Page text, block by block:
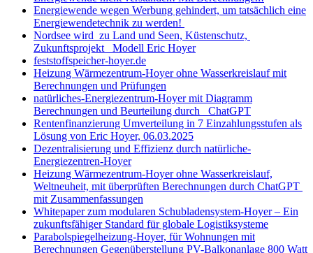
Energiewende wegen Werbung gehindert, um tatsächlich eine
Energiewendetechnik zu werden!
Nordsee wird zu Land und Seen, Küstenschutz,
Zukunftsprojekt Modell Eric Hoyer
feststoffspeicher-hoyer.de
Heizung Wärmezentrum-Hoyer ohne Wasserkreislauf mit
Berechnungen und Prüfungen
natürliches-Energiezentrum-Hoyer mit Diagramm
Berechnungen und Beurteilung durch ChatGPT
Rentenfinanzierung Umverteilung in 7 Einzahlungsstufen als
Lösung von Eric Hoyer, 06.03.2025
Dezentralisierung und Effizienz durch natürliche-
Energiezentren-Hoyer
Heizung Wärmezentrum-Hoyer ohne Wasserkreislauf,
Weltneuheit, mit überprüften Berechnungen durch ChatGPT
mit Zusammenfassungen
Whitepaper zum modularen Schubladensystem-Hoyer – Ein
zukunftsfähiger Standard für globale Logistiksysteme
Parabolspiegelheizung-Hoyer, für Wohnungen mit
Berechnungen Gegenüberstellung PV-Balkonanlage 800 Watt